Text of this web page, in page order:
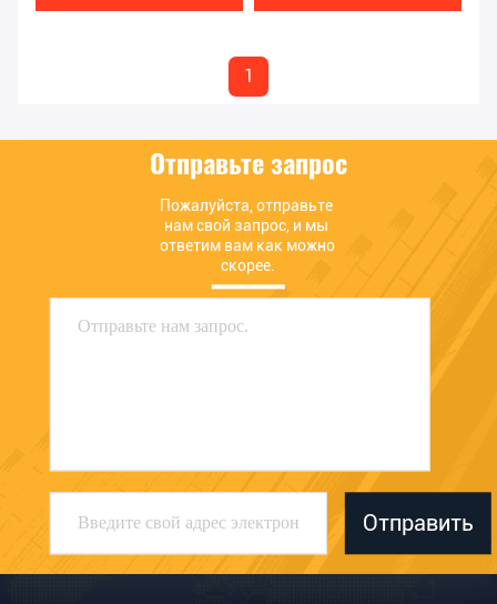
1
Отправьте запрос
Пожалуйста, отправьте
нам свой запрос, и мы
ответим вам как можно
скорее.
Отправить